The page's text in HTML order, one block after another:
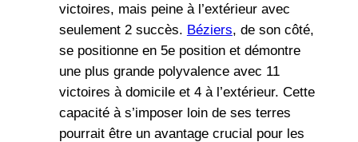
victoires, mais peine à l’extérieur avec
seulement 2 succès. Béziers, de son côté,
se positionne en 5e position et démontre
une plus grande polyvalence avec 11
victoires à domicile et 4 à l’extérieur. Cette
capacité à s’imposer loin de ses terres
pourrait être un avantage crucial pour les